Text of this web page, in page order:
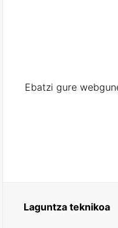
Ebatzi gure
Laguntza teknikoa